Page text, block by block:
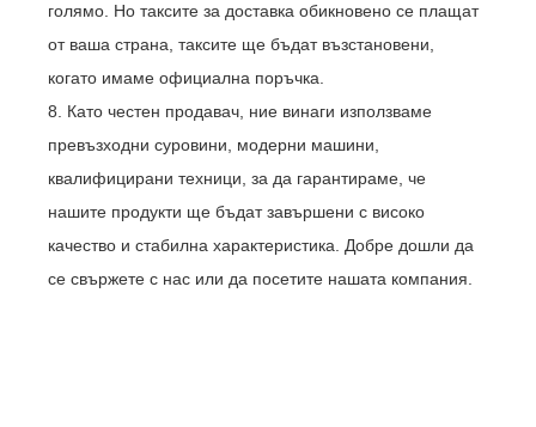
голямо. Но таксите за доставка обикновено се плащат
от ваша страна, таксите ще бъдат възстановени,
когато имаме официална поръчка.
8. Като честен продавач, ние винаги използваме
превъзходни суровини, модерни машини,
квалифицирани техници, за да гарантираме, че
нашите продукти ще бъдат завършени с високо
качество и стабилна характеристика. Добре дошли да
се свържете с нас или да посетите нашата компания.